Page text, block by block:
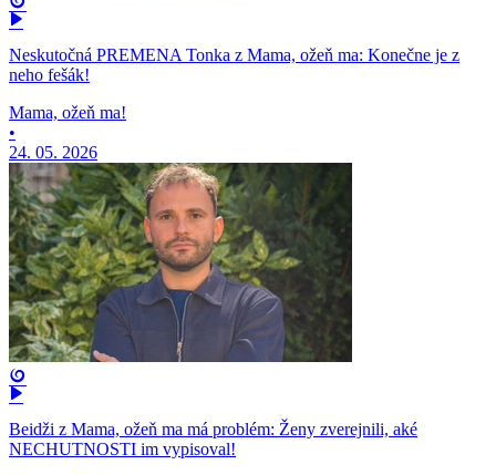
Neskutočná PREMENA Tonka z Mama, ožeň ma: Konečne je z
neho fešák!
Mama, ožeň ma!
•
24. 05. 2026
Beidži z Mama, ožeň ma má problém: Ženy zverejnili, aké
NECHUTNOSTI im vypisoval!